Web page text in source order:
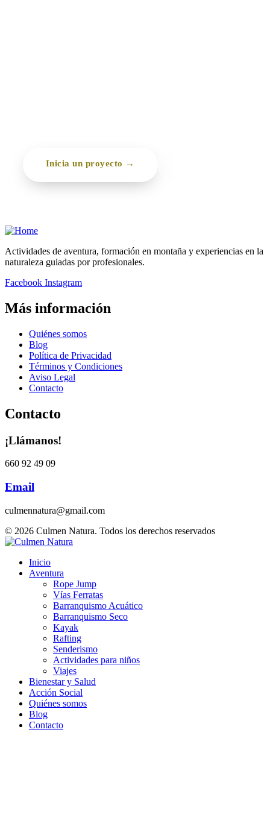
Inicia un proyecto →
Actividades de aventura, formación en montaña y experiencias en la
naturaleza guiadas por profesionales.
Facebook Instagram
Más información
Quiénes somos
Blog
Política de Privacidad
Términos y Condiciones
Aviso Legal
Contacto
Contacto
¡Llámanos!
660 92 49 09
Email
culmennatura@gmail.com
© 2026 Culmen Natura. Todos los derechos reservados
Inicio
Aventura
Rope Jump
Vías Ferratas
Barranquismo Acuático
Barranquismo Seco
Kayak
Rafting
Senderismo
Actividades para niños
Viajes
Bienestar y Salud
Acción Social
Quiénes somos
Blog
Contacto